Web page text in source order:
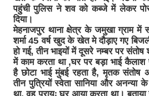
पहुंची पुलिस ने शव को कब्जे में लेकर
दिया।
मेहनाजपुर थाना क्षेत्र के जमुखा ग्राम में
शर्मा 45 वर्ष खुद के खेत मे दौड़ाए गए
हो गई, तीन भाइयों में दूसरे नम्बर पर संतोष
में काम करता था ,घर पर बड़ा भाई कैलाश
है छोटा भाई मुंबई रहता है, मृतक संतोष
तीन पुत्रियों स्वेता सानिया और अनन्या के